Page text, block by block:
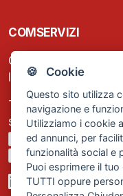
🍪 Cookie
Questo sito utilizza
navigazione e
Utilizziamo i cookie
ed annunci, per
funzionalità social e
Puoi esprimere il
TUTTI oppure
COMSERVIZI
C.F. e P.IVA:
Iscrizione REA
Tel. +39 02 2838
Privacy Policy
Cookie Policy